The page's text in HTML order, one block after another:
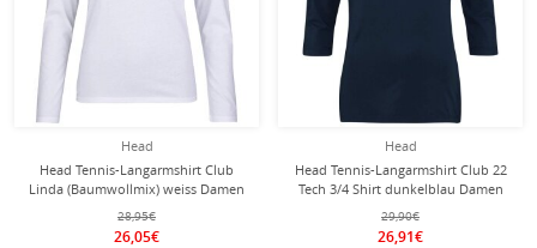
Head
Head Tennis-Langarmshirt Club
Linda (Baumwollmix) weiss Damen
28,95€
26,05€
Head
Head Tennis-Langarmshirt Club 22
Tech 3/4 Shirt dunkelblau Damen
29,90€
26,91€